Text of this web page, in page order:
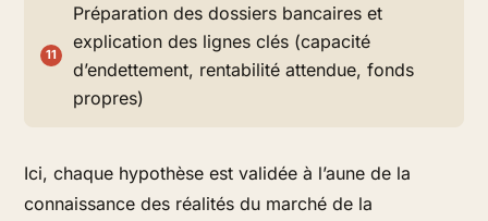
Préparation des dossiers bancaires et
explication des lignes clés (capacité
d’endettement, rentabilité attendue, fonds
propres)
Ici, chaque hypothèse est validée à l’aune de la
connaissance des réalités du marché de la